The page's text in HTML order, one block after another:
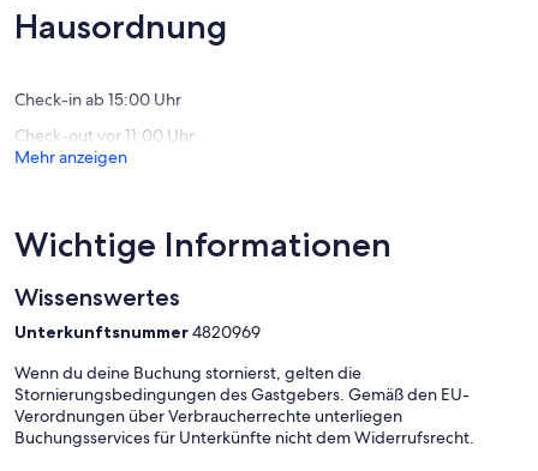
(1
Bewertung)
Hausordnung
Check-in ab 15:00 Uhr
Check-out vor 11:00 Uhr
Mehr anzeigen
Wichtige Informationen
Wissenswertes
Unterkunftsnummer4820969
Wenn du deine Buchung stornierst, gelten die
Stornierungsbedingungen des Gastgebers. Gemäß den EU-
Verordnungen über Verbraucherrechte unterliegen
Buchungsservices für Unterkünfte nicht dem Widerrufsrecht.